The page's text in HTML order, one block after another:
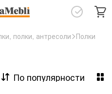
полки, антресоли Полки
По популярности